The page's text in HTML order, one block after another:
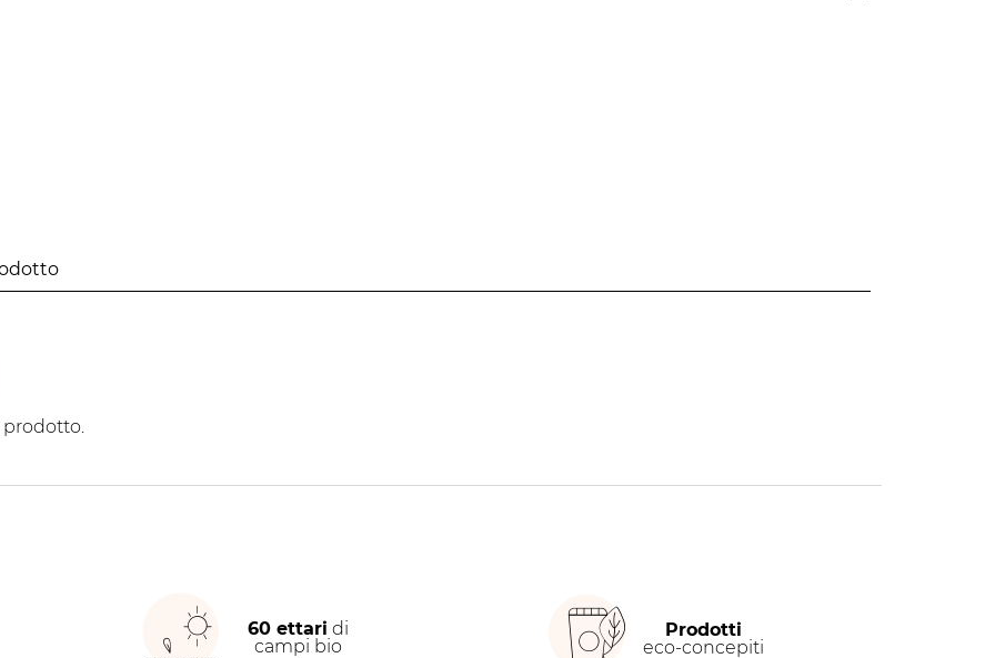
60 ettari di
campi bio
Prodotti
eco-concepiti